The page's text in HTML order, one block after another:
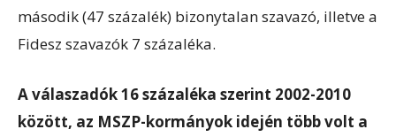
második (47 százalék) bizonytalan szavazó, illetve a
Fidesz szavazók 7 százaléka.
A válaszadók 16 százaléka szerint 2002-2010
között, az MSZP-kormányok idején több volt a